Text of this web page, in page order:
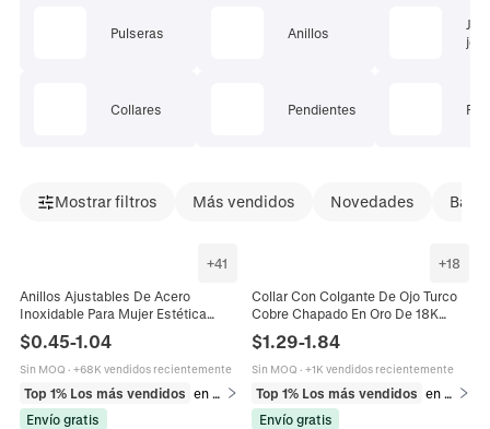
Pulseras
Collares
Anillos
Pendientes
Mostrar filtros Más vendidos Novedades
+41
Anillos Ajustables De Acero
Inoxidable Para Mujer Estética
Minimalista Corazón Ojo Turco
Hoja Geométrica Esmalte Joyería
$0.45-1.04
Sin MOQ · +68K vendidos recientemente
Top 1% Los más vendidos
en Anillos
Envío gratis
+18
Collar Con Colgante De Ojo Turco
Cobre Chapado En Oro De 18K
Zirconia Esmalte Joyería Bohemia
Étnica Para Mujer
$1.29-1.84
Sin MOQ · +1K vendidos recientemente
Top 1% Los más vendidos
en Collares
Envío gratis